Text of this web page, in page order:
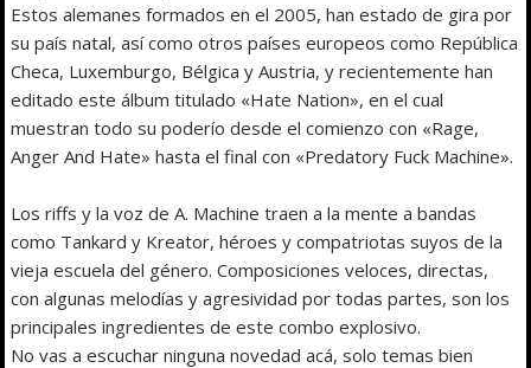
Estos alemanes formados en el 2005, han estado de gira por
su país natal, así como otros países europeos como República
Checa, Luxemburgo, Bélgica y Austria, y recientemente han
editado este álbum titulado «Hate Nation», en el cual
muestran todo su poderío desde el comienzo con «Rage,
Anger And Hate» hasta el final con «Predatory Fuck Machine».
Los riffs y la voz de A. Machine traen a la mente a bandas
como Tankard y Kreator, héroes y compatriotas suyos de la
vieja escuela del género. Composiciones veloces, directas,
con algunas melodías y agresividad por todas partes, son los
principales ingredientes de este combo explosivo.
No vas a escuchar ninguna novedad acá, solo temas bien